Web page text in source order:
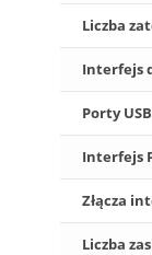
Liczba
Interfejs
Porty USB
Interfejs
Złącza
Liczba